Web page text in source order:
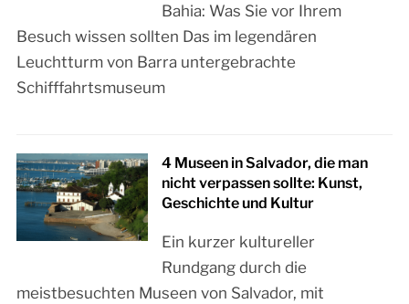
Bahia: Was Sie vor Ihrem
Besuch wissen sollten Das im legendären
Leuchtturm von Barra untergebrachte
Schifffahrtsmuseum
4 Museen in Salvador, die man
nicht verpassen sollte: Kunst,
Geschichte und Kultur
Ein kurzer kultureller
Rundgang durch die
meistbesuchten Museen von Salvador, mit